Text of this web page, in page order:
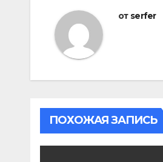
от serfer
ПОХОЖАЯ ЗАПИСЬ